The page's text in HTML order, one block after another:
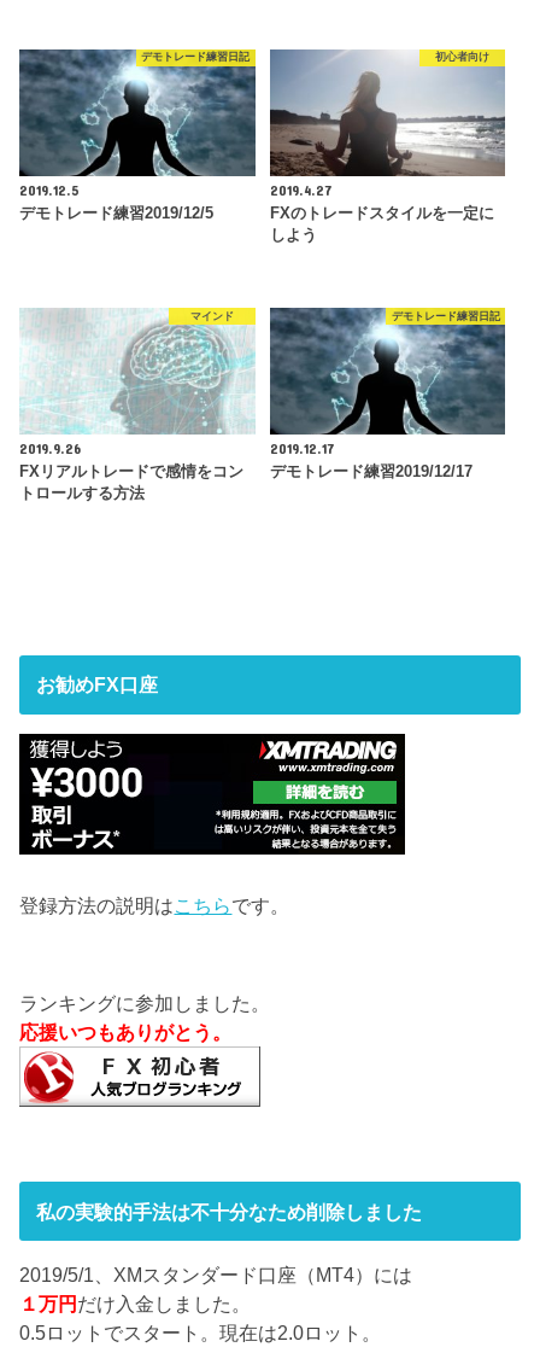
デモトレード練習日記
2019.12.5
デモトレード練習2019/12/5
初心者向け
2019.4.27
FXのトレードスタイルを一定に
しよう
マインド
2019.9.26
FXリアルトレードで感情をコン
トロールする方法
デモトレード練習日記
2019.12.17
デモトレード練習2019/12/17
お勧めFX口座
登録方法の説明はこちらです。
ランキングに参加しました。
応援いつもありがとう。
私の実験的手法は不十分なため削除しました
2019/5/1、XMスタンダード口座（MT4）には
１万円 だけ入金しました。
0.5ロットでスタート。現在は2.0ロット。